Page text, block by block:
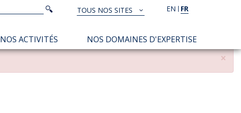
EN FR
TOUS
NOS
SITES
TOUS NOS SITES
Rechercher
Rechercher
NOS ACTIVITÉS NOS DOMAINES D'EXPERTISE
×